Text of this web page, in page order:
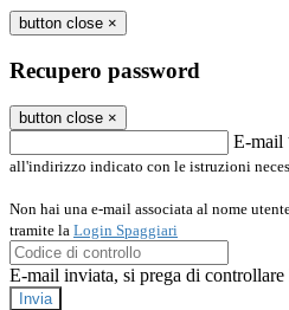
button close ×
Recupero password
button close ×
E-mail
all'indirizzo indicato con le istruzioni
Non hai una e-mail associata al nome
tramite la Login Spaggiari
E-mail inviata, si prega di controllare